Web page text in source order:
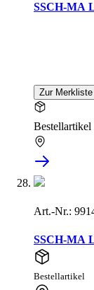
SSCH-MA
Zur
Bestellartikel
Art.-Nr.:
SSCH-MA
Bestellartikel